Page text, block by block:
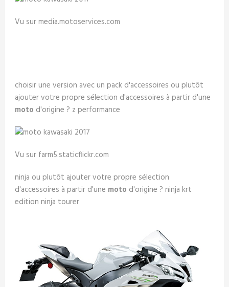
Vu sur media.motoservices.com
choisir une version avec un pack d'accessoires ou plutôt
ajouter votre propre sélection d'accessoires à partir d'une
moto d'origine ? z performance
Vu sur farm5.staticflickr.com
ninja ou plutôt ajouter votre propre sélection
d'accessoires à partir d'une moto d'origine ? ninja krt
edition ninja tourer